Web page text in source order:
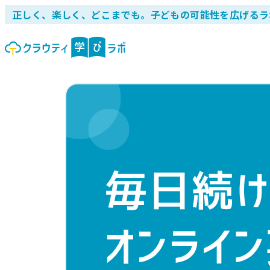
正しく、楽しく、どこまでも。子どもの可能性を広げる